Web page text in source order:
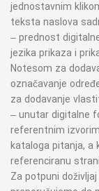
jednostavnim
teksta naslova
– prednost
jezika prikaza i
Notesom za
označavanje
za dodavanje
– unutar digitalne
referentnim
kataloga pitanja, a
referenciranu
Za potpuni